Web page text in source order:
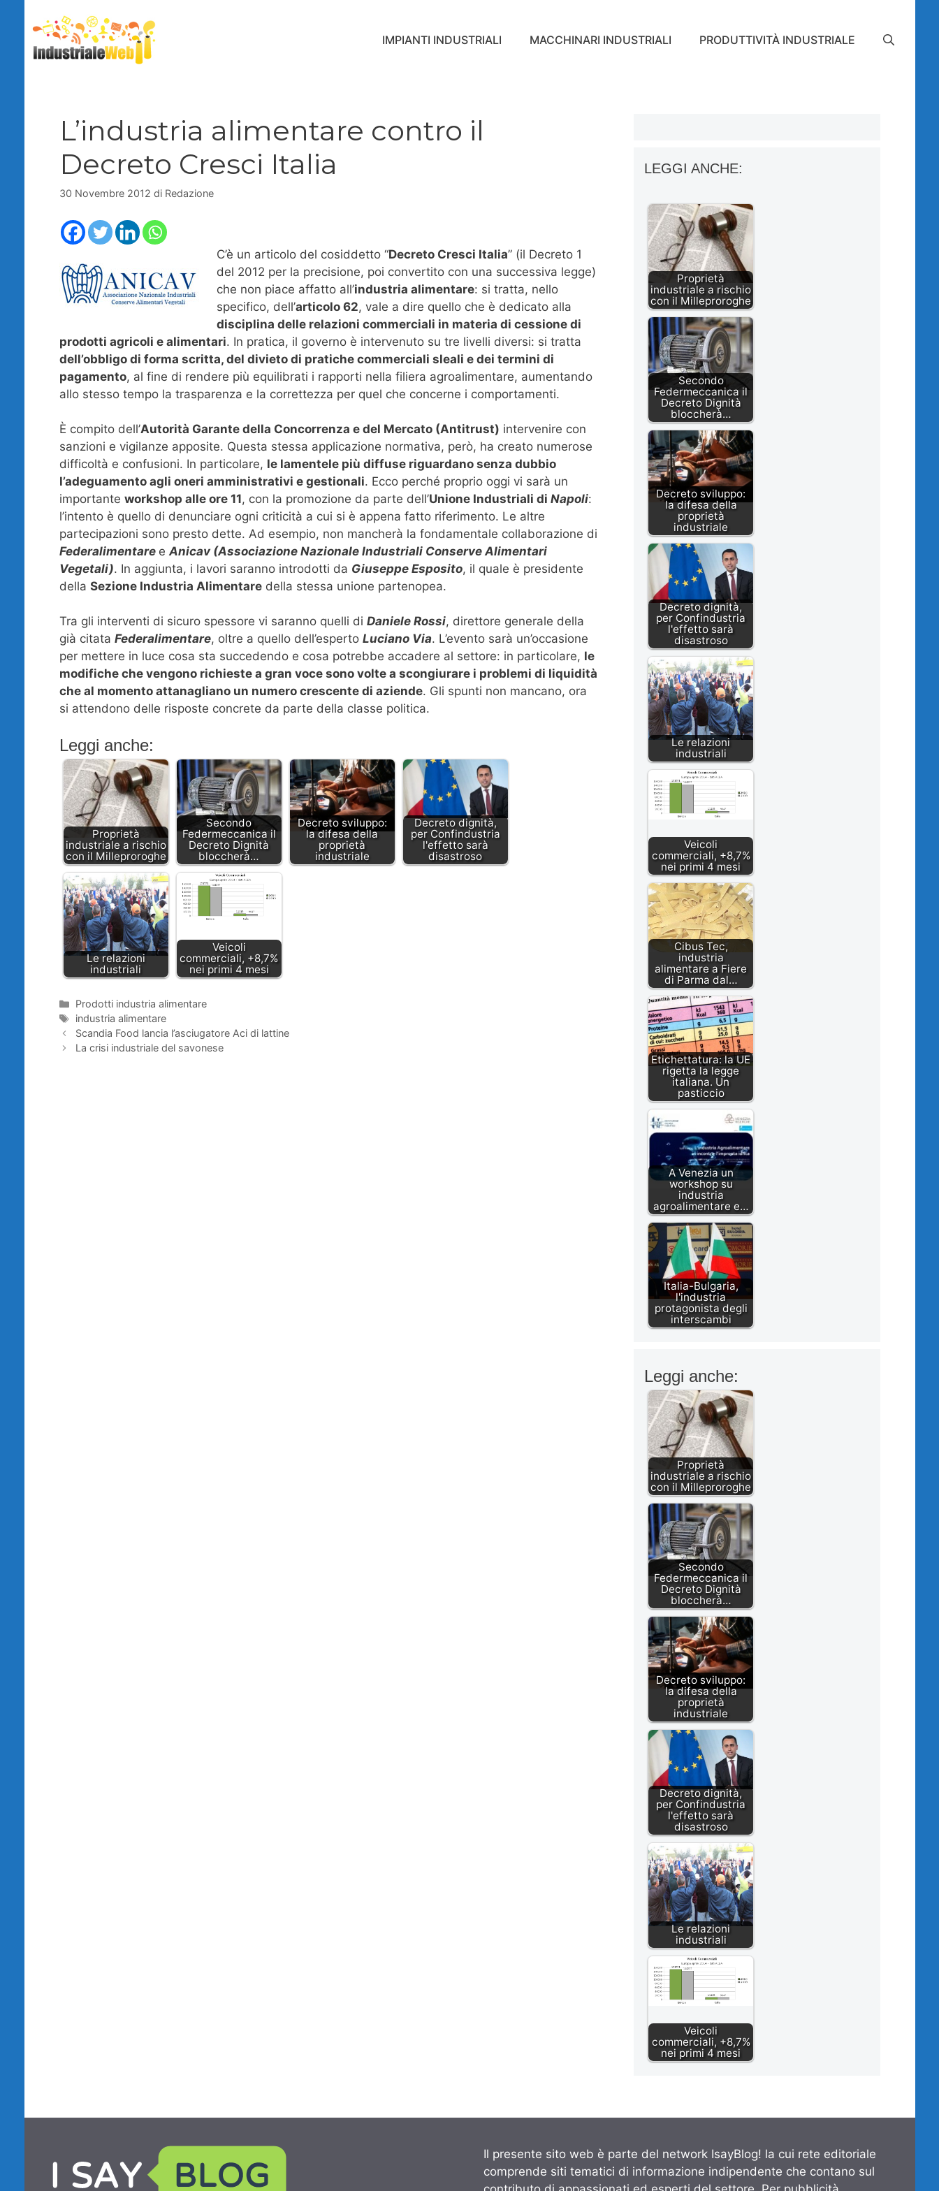
contenuto
IMPIANTI INDUSTRIALI MACCHINARI INDUSTRIALI PRODUTTIVITÀ INDUSTRIALE
L’industria alimentare contro il
Decreto Cresci Italia
30 Novembre 2012 di Redazione
C’è un articolo del cosiddetto “Decreto Cresci Italia” (il Decreto 1
del 2012 per la precisione, poi convertito con una successiva legge)
che non piace affatto all’industria alimentare: si tratta, nello
specifico, dell’articolo 62, vale a dire quello che è dedicato alla
disciplina delle relazioni commerciali in materia di cessione di
prodotti agricoli e alimentari. In pratica, il governo è intervenuto su tre livelli diversi: si tratta
dell’obbligo di forma scritta, del divieto di pratiche commerciali sleali e dei termini di
pagamento, al fine di rendere più equilibrati i rapporti nella filiera agroalimentare, aumentando
allo stesso tempo la trasparenza e la correttezza per quel che concerne i comportamenti.
È compito dell’Autorità Garante della Concorrenza e del Mercato (Antitrust) intervenire con
sanzioni e vigilanze apposite. Questa stessa applicazione normativa, però, ha creato numerose
difficoltà e confusioni. In particolare, le lamentele più diffuse riguardano senza dubbio
l’adeguamento agli oneri amministrativi e gestionali. Ecco perché proprio oggi vi sarà un
importante workshop alle ore 11, con la promozione da parte dell’Unione Industriali di Napoli:
l’intento è quello di denunciare ogni criticità a cui si è appena fatto riferimento. Le altre
partecipazioni sono presto dette. Ad esempio, non mancherà la fondamentale collaborazione di
Federalimentare e Anicav (Associazione Nazionale Industriali Conserve Alimentari
Vegetali). In aggiunta, i lavori saranno introdotti da Giuseppe Esposito, il quale è presidente
della Sezione Industria Alimentaredella stessa unione partenopea.
Tra gli interventi di sicuro spessore vi saranno quelli di Daniele Rossi, direttore generale della
già citata Federalimentare, oltre a quello dell’esperto Luciano Via. L’evento sarà un’occasione
per mettere in luce cosa sta succedendo e cosa potrebbe accadere al settore: in particolare, le
modifiche che vengono richieste a gran voce sono volte a scongiurare i problemi di liquidità
che al momento attanagliano un numero crescente di aziende. Gli spunti non mancano, ora
si attendono delle risposte concrete da parte della classe politica.
Leggi anche:
Proprietà
industriale a rischio
con il Milleproroghe
Secondo
Federmeccanica il
Decreto Dignità
bloccherà…
Decreto sviluppo:
la difesa della
proprietà
industriale
Decreto dignità,
per Confindustria
l'effetto sarà
disastroso
Le relazioni
industriali
Veicoli
commerciali, +8,7%
nei primi 4 mesi
Categorie
Prodotti industria alimentare
Tag
industria alimentare
Scandia Food lancia l’asciugatore Aci di lattine
La crisi industriale del savonese
LEGGI ANCHE:
Proprietà
industriale a rischio
con il Milleproroghe
Secondo
Federmeccanica il
Decreto Dignità
bloccherà…
Decreto sviluppo:
la difesa della
proprietà
industriale
Decreto dignità,
per Confindustria
l'effetto sarà
disastroso
Le relazioni
industriali
Veicoli
commerciali, +8,7%
nei primi 4 mesi
Cibus Tec,
industria
alimentare a Fiere
di Parma dal…
Etichettatura: la UE
rigetta la legge
italiana. Un
pasticcio
A Venezia un
workshop su
industria
agroalimentare e…
Italia-Bulgaria,
l'industria
protagonista degli
interscambi
Leggi anche:
Proprietà
industriale a rischio
con il Milleproroghe
Secondo
Federmeccanica il
Decreto Dignità
bloccherà…
Decreto sviluppo:
la difesa della
proprietà
industriale
Decreto dignità,
per Confindustria
l'effetto sarà
disastroso
Le relazioni
industriali
Veicoli
commerciali, +8,7%
nei primi 4 mesi
Il presente sito web è parte del network IsayBlog! la cui rete editoriale
comprende siti tematici di informazione indipendente che contano sul